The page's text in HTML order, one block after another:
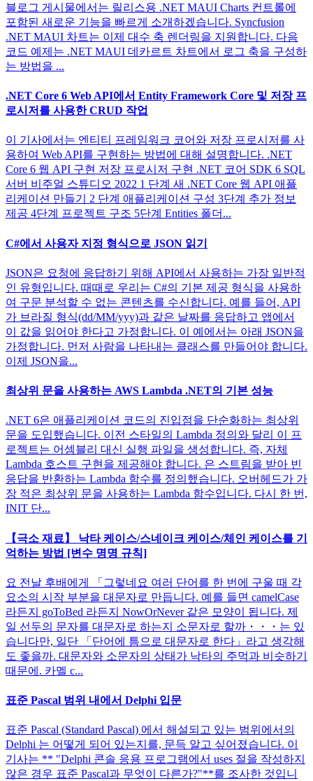
블로그 게시물에서는 릴리스용 .NET MAUI Charts 컨트롤에
포함된 새로운 기능을 빠르게 소개하겠습니다. Syncfusion
.NET MAUI 차트는 이제 대수 축 렌더링을 지원합니다. 다음
코드 예제는 .NET MAUI 데카르트 차트에서 로그 축을 구성하
는 방법을 ...
.NET Core 6 Web API에서 Entity Framework Core 및 저장 프
로시저를 사용한 CRUD 작업
이 기사에서는 엔티티 프레임워크 코어와 저장 프로시저를 사
용하여 Web API를 구현하는 방법에 대해 설명합니다. .NET
Core 6 웹 API 구현 저장 프로시저 구현 .NET 코어 SDK 6 SQL
서버 비주얼 스튜디오 2022 1 단계 새 .NET Core 웹 API 애플
리케이션 만들기 2 단계 애플리케이션 구성 3단계 추가 정보
제공 4단계 프로젝트 구조 5단계 Entities 폴더...
C#에서 사용자 지정 형식으로 JSON 읽기
JSON은 요청에 응답하기 위해 API에서 사용하는 가장 일반적
인 유형입니다. 때때로 우리는 C#의 기본 제공 형식을 사용하
여 구문 분석할 수 없는 콘텐츠를 수신합니다. 예를 들어, API
가 브라질 형식(dd/MM/yyy)과 같은 날짜를 응답하고 앱에서
이 값을 읽어야 한다고 가정합니다. 이 예에서는 아래 JSON을
가정합니다. 먼저 사람을 나타내는 클래스를 만들어야 합니다.
이제 JSON을...
최상위 문을 사용하는 AWS Lambda .NET의 기본 성능
.NET 6은 애플리케이션 코드의 진입점을 단순화하는 최상위
문을 도입했습니다. 이전 스타일의 Lambda 정의와 달리 이 프
로젝트는 어셈블리 대신 실행 파일을 생성합니다. 즉, 자체
Lambda 호스트 구현을 제공해야 합니다. 은 스트림을 받아 빈
응답을 반환하는 Lambda 함수를 정의했습니다. 오버헤드가 가
장 적은 최상위 문을 사용하는 Lambda 함수입니다. 다시 한 번,
INIT 단...
【극소 재료】 ​​낙타 케이스/스네이크 케이스/체인 케이스를 기
억하는 방법 [변수 명명 규칙]
요 전날 후배에게 「그렇네요 여러 단어를 한 번에 구울 때 각
요소의 시작 부분을 대문자로 만듭니다. 예를 들면 camelCase
라든지 goToBed 라든지 NowOrNever 같은 모양이 됩니다. 제
일 선두의 문자를 대문자로 하는지 소문자로 할까・・・는 있
습니다만, 일단 「단어에 틈으로 대문자로 한다」라고 생각해
도 좋을까. 대문자와 소문자의 상태가 낙타의 주먹과 비슷하기
때문에. 카멜 c...
표준 Pascal 범위 내에서 Delphi 입문
표준 Pascal (Standard Pascal) 에서 해설되고 있는 범위에서의
Delphi 는 어떻게 되어 있는지를, 문득 알고 싶어졌습니다. 이
기사는 ** "Delphi 콘솔 응용 프로그램에서 uses 절을 작성하지
않은 경우 표준 Pascal과 무엇이 다른가?"**를 조사한 것입니